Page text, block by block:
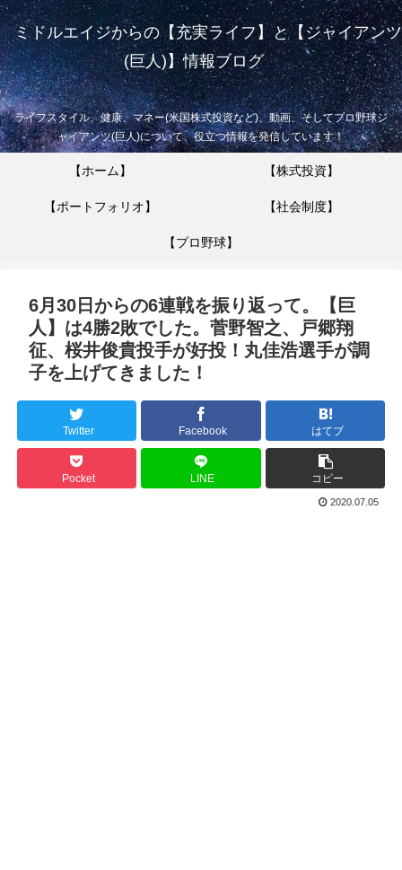
ミドルエイジからの【充実ライフ】と【ジャイアンツ
(巨人)】情報ブログ
ライフスタイル、健康、マネー(米国株式投資など)、動画、そしてプロ野球ジ
ャイアンツ(巨人)について、役立つ情報を発信しています！
【ホーム】 【株式投資】
【ポートフォリオ】 【社会制度】
【プロ野球】
6月30日からの6連戦を振り返って。【巨
人】は4勝2敗でした。菅野智之、戸郷翔
征、桜井俊貴投手が好投！丸佳浩選手が調
子を上げてきました！
Twitter Facebook はてブ
Pocket LINE コピー
2020.07.05